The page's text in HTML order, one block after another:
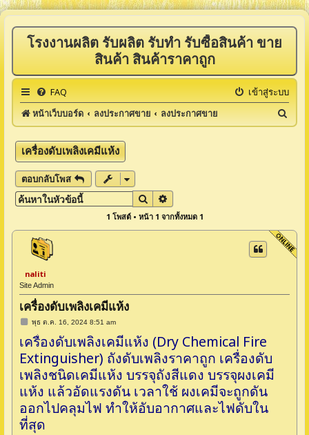
โรงงานผลิต รับผลิต รับทำ รับซื้อสินค้า ขาย
สินค้า สินค้าราคาถูก
FAQ
เข้าสู่ระบบ
หน้าเว็บบอร์ด
ลงประกาศขาย ลงประกาศขาย
น
เครื่องดับเพลิงเคมีแห้ง
ตอบกลับโพส
ค้นหา
1 โพสต์ • หน้า 1 จากทั้งหมด 1
naliti
Site Admin
เครื่องดับเพลิงเคมีแห้ง
โ
ส
ต์
พุธ ต.ค. 16, 2024 8:51 am
เครื่องดับเพลิงเคมีแห้ง (Dry Chemical Fire
Extinguisher) ถังดับเพลิงราคาถูก เครื่องดับ
เพลิงชนิดเคมีแห้ง บรรจุถังสีแดง บรรจุผงเคมี
แห้ง แล้วอัดแรงดัน เวลาใช้ ผงเคมีจะถูกดัน
ออกไปคลุมไฟ ทำให้อับอากาศและไฟดับใน
ที่สุด